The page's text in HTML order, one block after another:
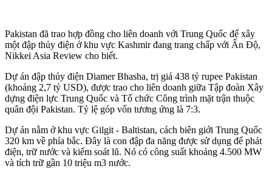
Pakistan đã trao hợp đồng cho liên doanh với Trung Quốc để xây
một đập thủy điện ở khu vực Kashmir đang trang chấp với Ấn Độ,
Nikkei Asia Review cho biết.
Dự án đập thủy điện Diamer Bhasha, trị giá 438 tỷ rupee Pakistan
(khoảng 2,7 tỷ USD), được trao cho liên doanh giữa Tập đoàn Xây
dựng điện lực Trung Quốc và Tổ chức Công trình mặt trận thuộc
quân đội Pakistan. Tỷ lệ góp vốn tương ứng là 7:3.
Dự án nằm ở khu vực Gilgit - Baltistan, cách biên giới Trung Quốc
320 km về phía bắc. Đây là con đập đa năng được sử dụng để phát
điện, trữ nước và kiểm soát lũ. Nó có công suất khoảng 4.500 MW
và tích trữ gần 10 triệu m3 nước.